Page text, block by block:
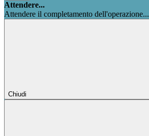
Attendere...
Attendere il completamento dell'operazione...
Chiudi